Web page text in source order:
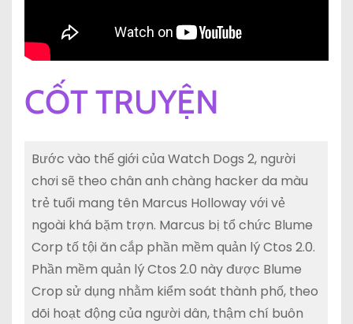
CỐT TRUYỆN
Bước vào thế giới của Watch Dogs 2, người
chơi sẽ theo chân anh chàng hacker da màu
trẻ tuổi mang tên Marcus Holloway với vẻ
ngoài khá bặm trợn. Marcus bị tổ chức Blume
Corp tố tội ăn cắp phần mềm quản lý Ctos 2.0.
Phần mềm quản lý Ctos 2.0 này được Blume
Crop sử dụng nhằm kiểm soát thành phố, theo
dõi hoạt động của người dân, thậm chí buôn